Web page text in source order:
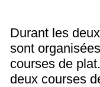
Durant les
sont
courses de
deux courses